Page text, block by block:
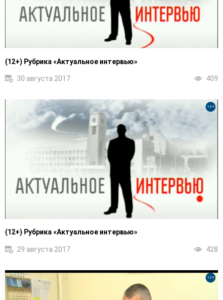
(12+) Рубрика «Актуальное интервью»
30 августа 2017 409
(12+) Рубрика «Актуальное интервью»
29 августа 2017 428
12+
12+